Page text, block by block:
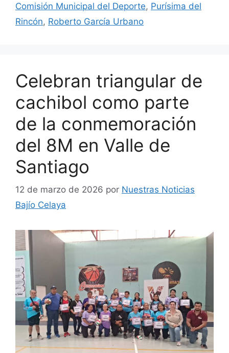
Comisión Municipal del Deporte, Purísima del
Rincón, Roberto García Urbano
Celebran triangular de
cachibol como parte
de la conmemoración
del 8M en Valle de
Santiago
12 de marzo de 2026 por Nuestras Noticias
Bajío Celaya